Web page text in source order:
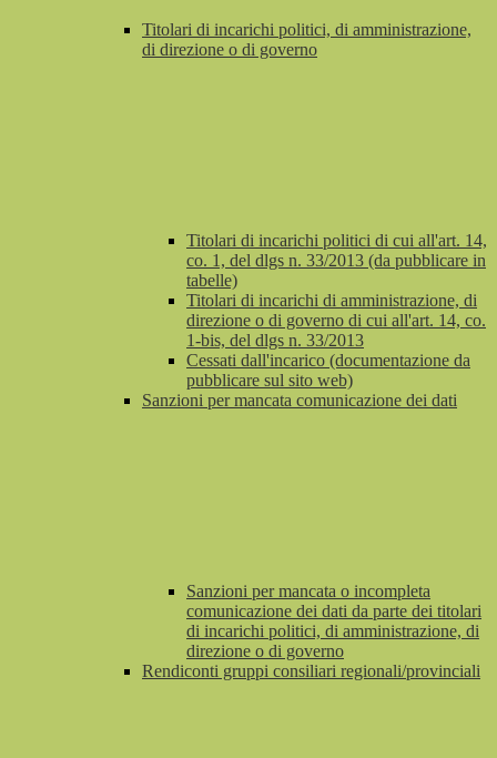
Titolari di incarichi politici, di amministrazione,
di direzione o di governo
Titolari di incarichi politici di cui all'art. 14,
co. 1, del dlgs n. 33/2013 (da pubblicare in
tabelle)
Titolari di incarichi di amministrazione, di
direzione o di governo di cui all'art. 14, co.
1-bis, del dlgs n. 33/2013
Cessati dall'incarico (documentazione da
pubblicare sul sito web)
Sanzioni per mancata comunicazione dei dati
Sanzioni per mancata o incompleta
comunicazione dei dati da parte dei titolari
di incarichi politici, di amministrazione, di
direzione o di governo
Rendiconti gruppi consiliari regionali/provinciali